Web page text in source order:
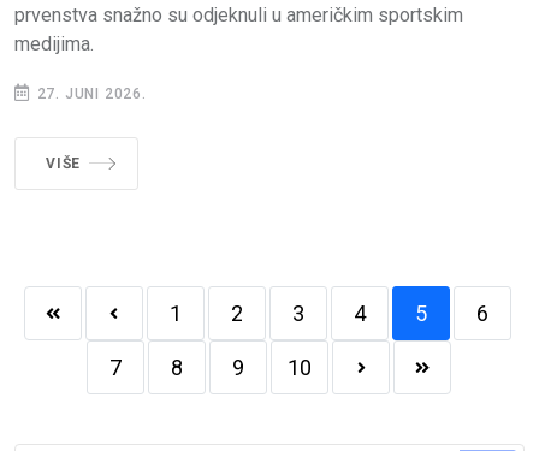
prvenstva snažno su odjeknuli u američkim sportskim
medijima.
27. JUNI 2026.
VIŠE
1 2 3 4 5 6
7 8 9 10